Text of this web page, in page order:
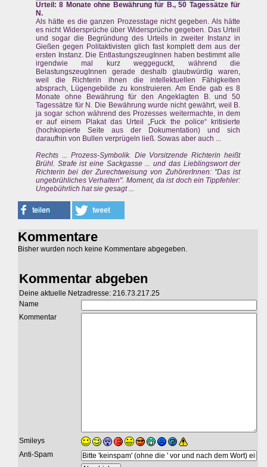
Urteil: 8 Monate ohne Bewährung für B., 50 Tagessätze für
N.
Als hätte es die ganzen Prozesstage nicht gegeben. Als hätte
es nicht Widersprüche über Widersprüche gegeben. Das Urteil
und sogar die Begründung des Urteils in zweiter Instanz in
Gießen gegen Politaktivisten glich fast komplett dem aus der
ersten Instanz. Die EntlastungszeugInnen haben bestimmt alle
irgendwie mal kurz weggeguckt, während die
BelastungszeugInnen gerade deshalb glaubwürdig waren,
weil die Richterin ihnen die intellektuellen Fähigkeiten
absprach, Lügengebilde zu konstruieren. Am Ende gab es 8
Monate ohne Bewährung für den Angeklagten B. und 50
Tagessätze für N. Die Bewährung wurde nicht gewährt, weil B.
ja sogar schon während des Prozesses weitermachte, in dem
er auf einem Plakat das Urteil „Fuck the police“ kritisierte
(hochkopierte Seite aus der Dokumentation) und sich
daraufhin von Bullen verprügeln ließ. Sowas aber auch ...
Rechts ... Prozess-Symbolik. Die Vorsitzende Richterin heißt
Brühl. Strafe ist eine Sackgasse ... und das Lieblingswort der
Richterin bei der Zurechtweisung von ZuhörerInnen: "Das ist
ungebrühliches Verhalten". Moment, da ist doch ein Tippfehler:
Ungebührlich hat sie gesagt ...
Kommentare
Bisher wurden noch keine Kommentare abgegeben.
Kommentar abgeben
Deine aktuelle Netzadresse: 216.73.217.25
Name
Kommentar
Smileys
Anti-Spam